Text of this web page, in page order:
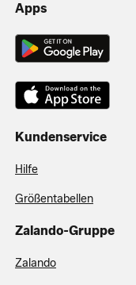
Apps
Kundenservice
Hilfe
Größentabellen
Zalando-Gruppe
Zalando